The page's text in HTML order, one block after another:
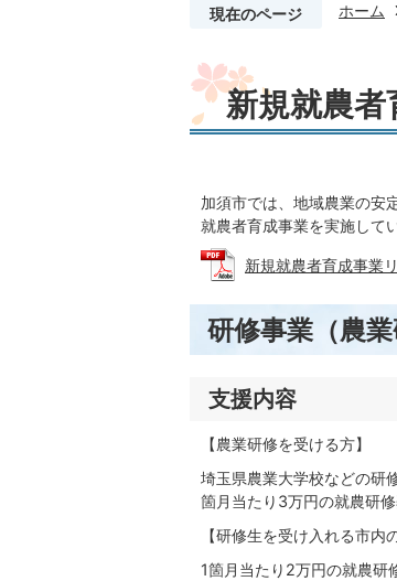
現在のページ ホーム
新規就農者
加須市では、地域農業の安
就農者育成事業を実施して
新規就農者育成事業
研修事業（農
支援内容
【農業研修を受ける方】
埼玉県農業大学校などの研
箇月当たり3万円の就農研修
【研修生を受け入れる市内
1箇月当たり2万円の就農研